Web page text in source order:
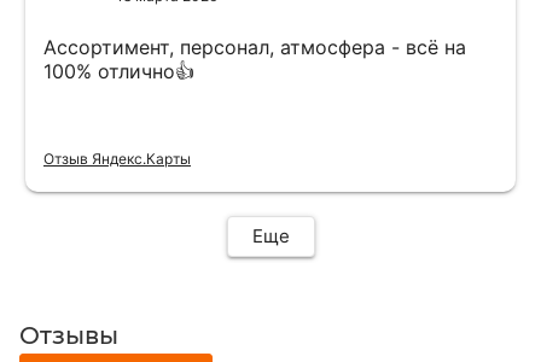
Ассортимент, персонал, атмосфера - всё на
100% отлично👍
Отзыв Яндекс.Карты
Еще
Отзывы